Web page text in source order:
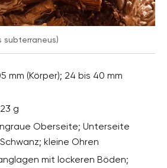
subterraneus)
mm (Körper); 24 bis 40 mm
g
Oberseite; Unterseite
kleine Ohren
mit lockeren Böden;